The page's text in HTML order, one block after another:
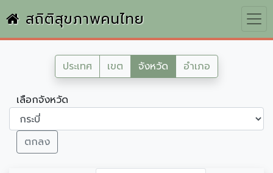
สถิติสุขภาพคนไทย
ประเทศ เขต จังหวัด อำเภอ
เลือกจังหวัด
ตกลง